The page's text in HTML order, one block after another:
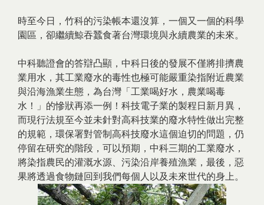
時至今日，竹科的污染帳本還沒算，一個又一個的科學
園區，卻繼續鯨吞蠶食著台灣環境與永續農業的未來。
中科聽證會的答辯凸顯，中科日後的發展不僅將排擠農
業用水，其工業廢水的毒性也極可能嚴重染指附近農業
與沿海漁業生態，為台灣「工業喝好水，農業喝毒
水！」的慘狀再添一例！科技電子業的製程日新月異，
而現行法規至今並未針對高科技業的廢水特性做出完整
的規範，環保署對管制高科技廢水這個迫切的問題，仍
停留在研究的階段，可以預期，中科三期的工業廢水，
將染指農民的灌溉水源、污染沿岸養殖漁業，最後，惡
果將透過食物鏈回到我們每個人以及未來世代的身上。